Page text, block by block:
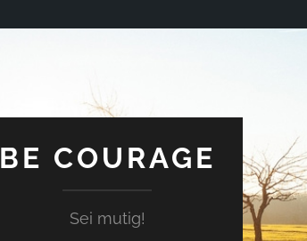
BE COURAGE
Sei mutig!